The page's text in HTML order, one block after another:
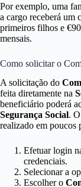
Por exemplo, uma
a cargo receberá um
primeiros filhos e
mensais.
Como solicitar o
A solicitação do
feita diretamente na
beneficiário poderá
Segurança Social.
realizado em poucos
Efetuar login
credenciais.
Selecionar a
Escolher o